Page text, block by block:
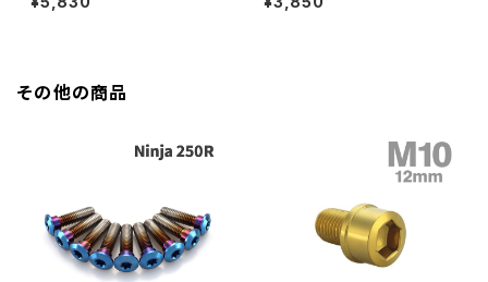
HAWKⅡ CB400N
NSR50
Z900RS
ZEPHYR 400
8本セット ステンレス製 ホンダ
8本セット ステンレス製 ホンダ
その他の商品